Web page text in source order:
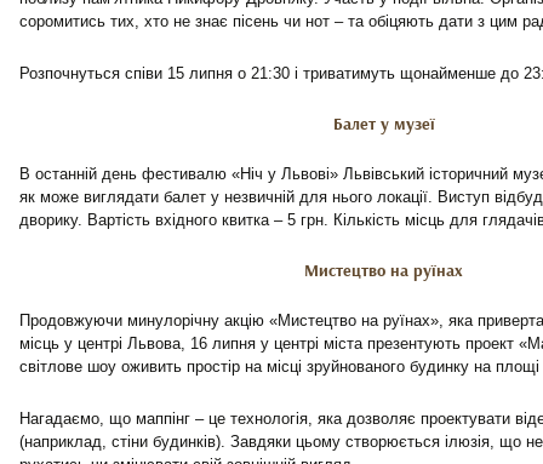
соромитись тих, хто не знає пісень чи нот – та обіцяють дати з цим
Розпочнуться співи 15 липня о 21:30 і триватимуть щонайменше до
Балет у музеї
В останній день фестивалю «Ніч у Львові» Львівський історичний
як може виглядати балет у незвичній для нього локації. Виступ
дворику. Вартість вхідного квитка – 5 грн. Кількість місць для
Мистецтво на руїнах
Продовжуючи минулорічну акцію «Мистецтво на руїнах», яка
місць у центрі Львова, 16 липня у центрі міста презентують проект
світлове шоу оживить простір на місці зруйнованого будинку на
Нагадаємо, що маппінг – це технологія, яка дозволяє проектувати
(наприклад, стіни будинків). Завдяки цьому створюється ілюзія, що